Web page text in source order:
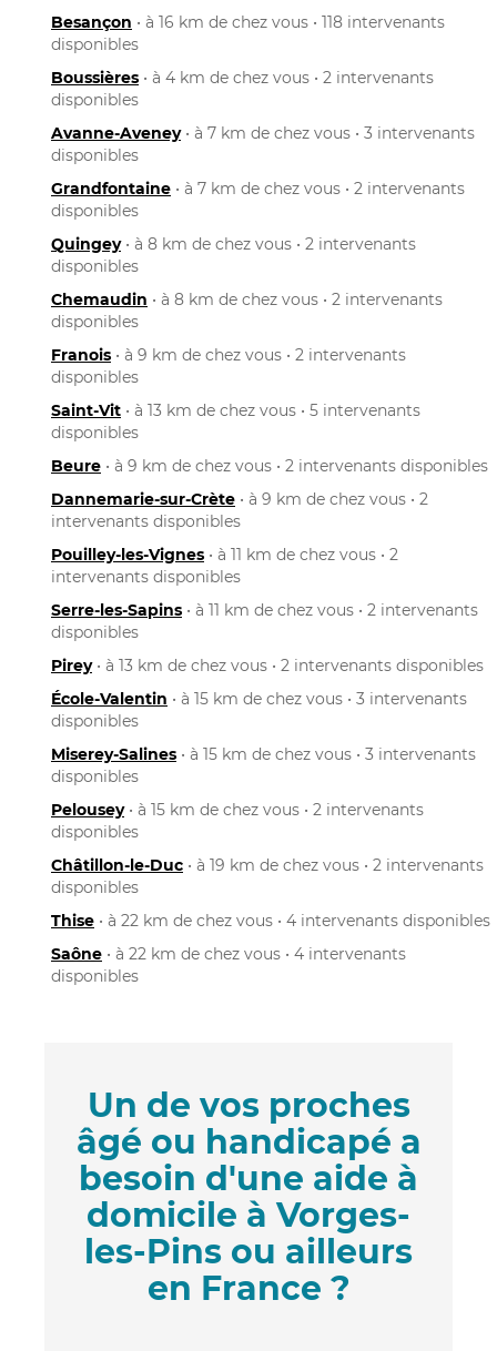
Besançon • à 16 km de chez vous • 118 intervenants
disponibles
Boussières • à 4 km de chez vous • 2 intervenants
disponibles
Avanne-Aveney• à 7 km de chez vous • 3 intervenants
disponibles
Grandfontaine • à 7 km de chez vous • 2 intervenants
disponibles
Quingey• à 8 km de chez vous • 2 intervenants
disponibles
Chemaudin • à 8 km de chez vous • 2 intervenants
disponibles
Franois • à 9 km de chez vous • 2 intervenants
disponibles
Saint-Vit • à 13 km de chez vous • 5 intervenants
disponibles
Beure • à 9 km de chez vous • 2 intervenants disponibles
Dannemarie-sur-Crète • à 9 km de chez vous • 2
intervenants disponibles
Pouilley-les-Vignes • à 11 km de chez vous • 2
intervenants disponibles
Serre-les-Sapins • à 11 km de chez vous • 2 intervenants
disponibles
Pirey• à 13 km de chez vous • 2 intervenants disponibles
École-Valentin • à 15 km de chez vous • 3 intervenants
disponibles
Miserey-Salines • à 15 km de chez vous • 3 intervenants
disponibles
Pelousey• à 15 km de chez vous • 2 intervenants
disponibles
Châtillon-le-Duc • à 19 km de chez vous • 2 intervenants
disponibles
Thise • à 22 km de chez vous • 4 intervenants disponibles
Saône • à 22 km de chez vous • 4 intervenants
disponibles
Un de vos proches
âgé ou handicapé a
besoin d'une aide à
domicile à Vorges-
les-Pins ou ailleurs
en France ?